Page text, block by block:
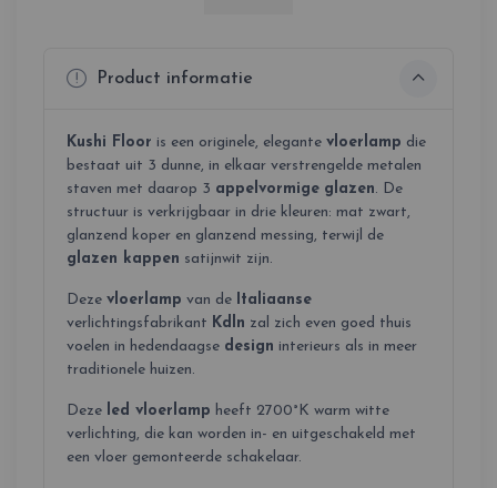
Product informatie
Kushi Floor is een originele, elegante vloerlamp die
bestaat uit 3 dunne, in elkaar verstrengelde metalen
staven met daarop 3 appelvormige glazen. De
structuur is verkrijgbaar in drie kleuren: mat zwart,
glanzend koper en glanzend messing, terwijl de
glazen kappen satijnwit zijn.
Deze vloerlamp van de Italiaanse
verlichtingsfabrikant Kdln zal zich even goed thuis
voelen in hedendaagse design interieurs als in meer
traditionele huizen.
Deze led vloerlamp heeft 2700°K warm witte
verlichting, die kan worden in- en uitgeschakeld met
een vloer gemonteerde schakelaar.